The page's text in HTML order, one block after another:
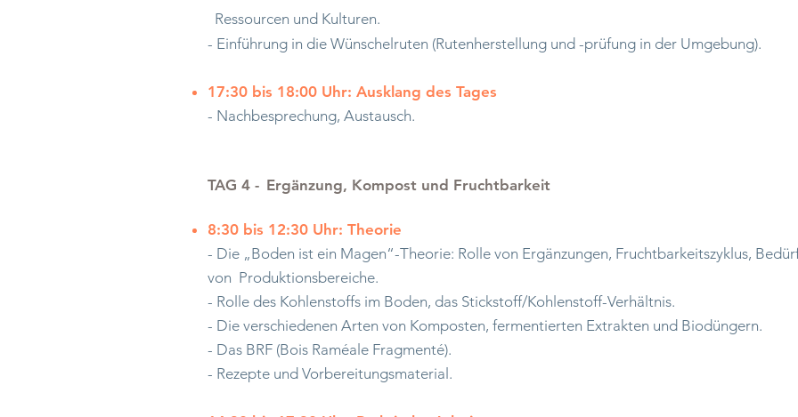
Ressourcen und Kulturen.
- Einführung in die Wünschelruten (Rutenherstellung und -prüfung in der Umgebung).
17:30 bis 18:00 Uhr: Ausklang des Tages
- Nachbesprechung, Austausch.
TAG 4 - Ergänzung, Kompost und Fruchtbarkeit
8:30 bis 12:30 Uhr: Theorie
- Die „Boden ist ein Magen“-Theorie: Rolle von Ergänzungen, Fruchtbarkeitszyklus,
von Produktionsbereiche.
- Rolle des Kohlenstoffs im Boden, das Stickstoff/Kohlenstoff-Verhältnis.
- Die verschiedenen Arten von Komposten, fermentierten Extrakten und Biodüngern.
- Das BRF (Bois Raméale Fragmenté).
- Rezepte und Vorbereitungsmaterial.